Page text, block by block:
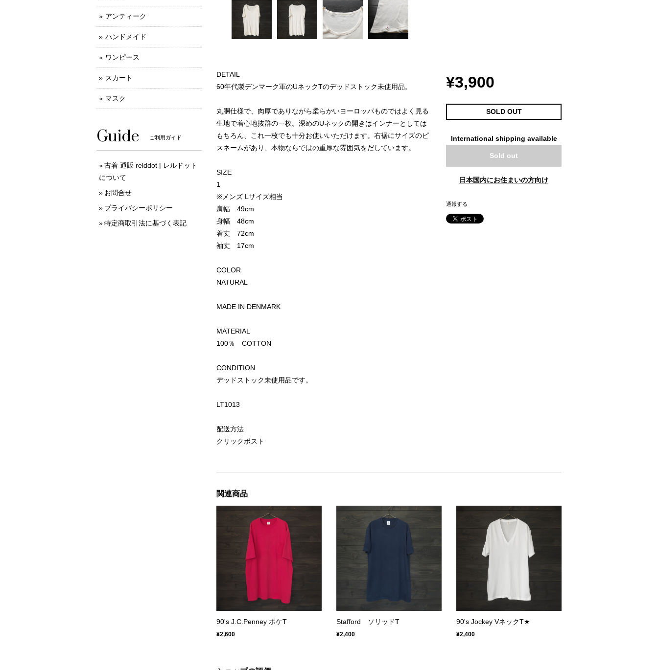
DETAIL
60年代製デンマーク軍のUネックTのデッドストック未使用品。
丸胴仕様で、肉厚でありながら柔らかいヨーロッパものではよく見る
生地で着心地抜群の一枚。深めのUネックの開きはインナーとしては
もちろん、これ一枚でも十分お使いいただけます。右裾にサイズのピ
スネームがあり、本物ならではの重厚な雰囲気をだしています。
SIZE
1
※メンズ Lサイズ相当
肩幅 49cm
身幅 48cm
着丈 72cm
袖丈 17cm
COLOR
NATURAL
MADE IN DENMARK
MATERIAL
100％ COTTON
CONDITION
デッドストック未使用品です。
LT1013
配送方法
クリックポスト
¥3,900
SOLD OUT
International shipping available
Sold out
日本国内にお住まいの方向け
通報する
関連商品
90's J.C.Penney ポケT
¥2,600
Stafford ソリッドT
¥2,400
90's Jockey VネックT★
¥2,400
アンティーク
ハンドメイド
ワンピース
スカート
マスク
Guide ご利用ガイド
古着 通販 relddot | レルドット
について
お問合せ
プライバシーポリシー
特定商取引法に基づく表記